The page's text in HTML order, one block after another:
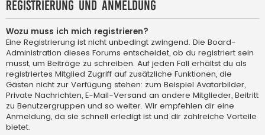
Registrierung und Anmeldung
Wozu muss ich mich registrieren?
Eine Registrierung ist nicht unbedingt zwingend. Die Board-
Administration dieses Forums entscheidet, ob du registriert sein
musst, um Beiträge zu schreiben. Auf jeden Fall erhältst du als
registriertes Mitglied Zugriff auf zusätzliche Funktionen, die
Gästen nicht zur Verfügung stehen: zum Beispiel Avatarbilder,
Private Nachrichten, E-Mail-Versand an andere Mitglieder, Beitritt
zu Benutzergruppen und so weiter. Wir empfehlen dir eine
Anmeldung, da sie schnell erledigt ist und dir zahlreiche Vorteile
bietet.